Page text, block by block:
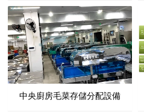
中央廚房毛菜存儲分配設備